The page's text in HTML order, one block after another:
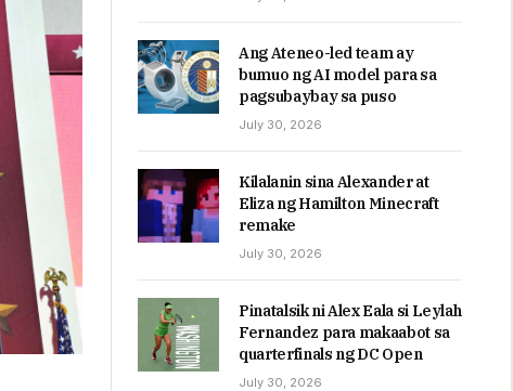
Ang Ateneo-led team ay
bumuo ng AI model para sa
pagsubaybay sa puso
July 30, 2026
Kilalanin sina Alexander at
Eliza ng Hamilton Minecraft
remake
July 30, 2026
Pinatalsik ni Alex Eala si Leylah
Fernandez para makaabot sa
quarterfinals ng DC Open
July 30, 2026